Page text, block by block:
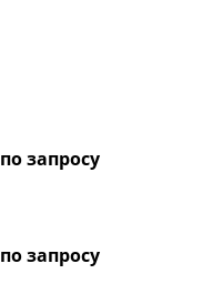
по запросу
по запросу